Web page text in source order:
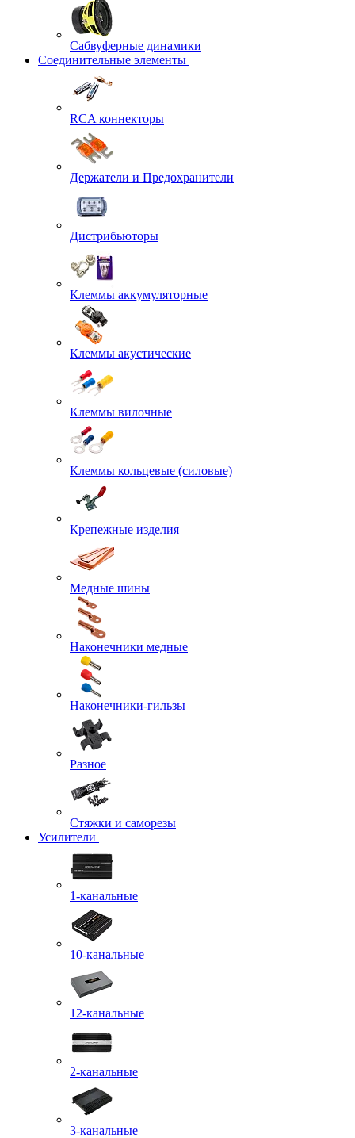
Сабвуферные динамики
Соединительные элементы
RCA коннекторы
Держатели и Предохранители
Дистрибьюторы
Клеммы аккумуляторные
Клеммы акустические
Клеммы вилочные
Клеммы кольцевые (силовые)
Крепежные изделия
Медные шины
Наконечники медные
Наконечники-гильзы
Разное
Стяжки и саморезы
Усилители
1-канальные
10-канальные
12-канальные
2-канальные
3-канальные